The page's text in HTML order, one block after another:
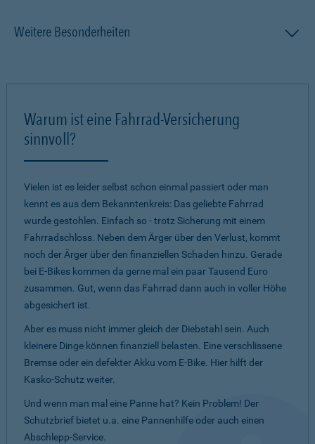
Weitere Besonderheiten
Warum ist eine Fahrrad-Versicherung
sinnvoll?
Vielen ist es leider selbst schon einmal passiert oder man
kennt es aus dem Bekanntenkreis: Das geliebte Fahrrad
wurde gestohlen. Einfach so - trotz Sicherung mit einem
Fahrradschloss. Neben dem Ärger über den Verlust, kommt
noch der Ärger über den finanziellen Schaden hinzu. Gerade
bei E-Bikes kommen da gerne mal ein paar Tausend Euro
zusammen. Gut, wenn das Fahrrad dann auch in voller Höhe
abgesichert ist.
Aber es muss nicht immer gleich der Diebstahl sein. Auch
kleinere Dinge können finanziell belasten. Eine verschlissene
Bremse oder ein defekter Akku vom E-Bike. Hier hilft der
Kasko-Schutz weiter.
Und wenn man mal eine Panne hat? Kein Problem! Der
Schutzbrief bietet u.a. eine Pannenhilfe oder auch einen
Abschlepp-Service.